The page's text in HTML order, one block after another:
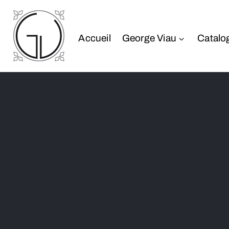
Accueil George Viau